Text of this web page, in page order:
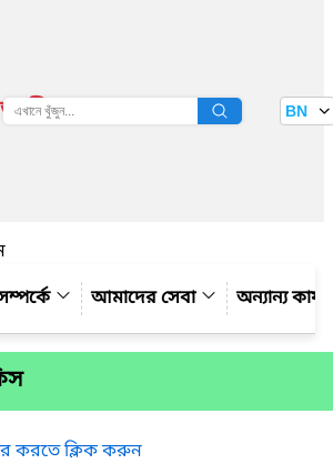
তথ্য বাতায়ন BN
আমাদের সেবা অন্যান্য
করতে ক্লিক করুন